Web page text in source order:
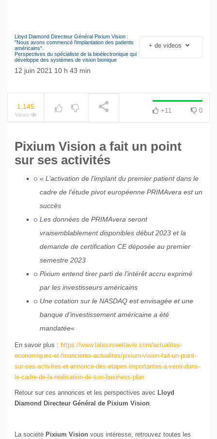
NOW PLAYING
Le séisme industriel
Lloyd Diamond Directeur Général Pixium Vision :
"Nous avons commencé l'implantation des patients
américains".
Perspectives du spécialiste de la bioélectronique qui
développe des systèmes de vision bionique
12 juin 2021 10 h 43 min
+ de videos
1,145
Views
+11 0
Pixium Vision a fait un point
sur ses activités
« L’activation de l’implant du premier patient dans le
cadre de l’étude pivot européenne PRIMAvera est un
succès
Les données de PRIMAvera seront
vraisemblablement disponibles début 2023 et la
demande de certification CE déposée au premier
semestre 2023
Pixium entend tirer parti de l’intérêt accru exprimé
par les investisseurs américains
Une cotation sur le NASDAQ est envisagée et une
banque d’investissement américaine a été
mandatée«
En savoir plus : https://www.labourseetlavie.com/actualites-
economiques-et-financieres-actualites/pixium-vision-fait-un-point-
sur-ses-activites-et-annonce-des-etapes-importantes-a-venir-dans-
le-cadre-de-la-realisation-de-son-business-plan
Retour sur ces annonces et les perspectives avec Lloyd
Diamond Directeur Général de Pixium Vision.
La société Pixium Vision vous intéresse, retrouvez toutes les